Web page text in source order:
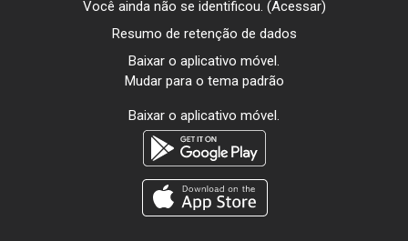
Você ainda não se identificou. (Acessar)
Resumo de retenção de dados
Baixar o aplicativo móvel.
Mudar para o tema padrão
Baixar o aplicativo móvel.